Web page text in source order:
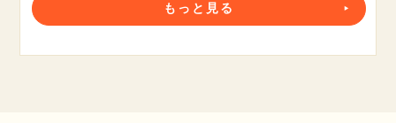
もっと見る